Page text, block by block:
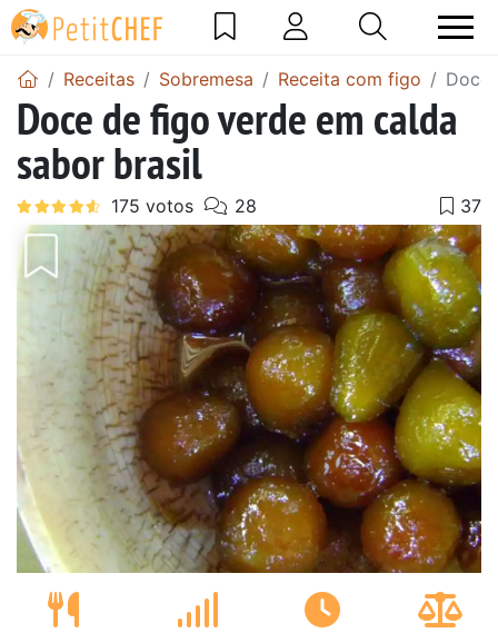
Receitas Sobremesa Receita com figo Doce
Doce de figo verde em calda
sabor brasil